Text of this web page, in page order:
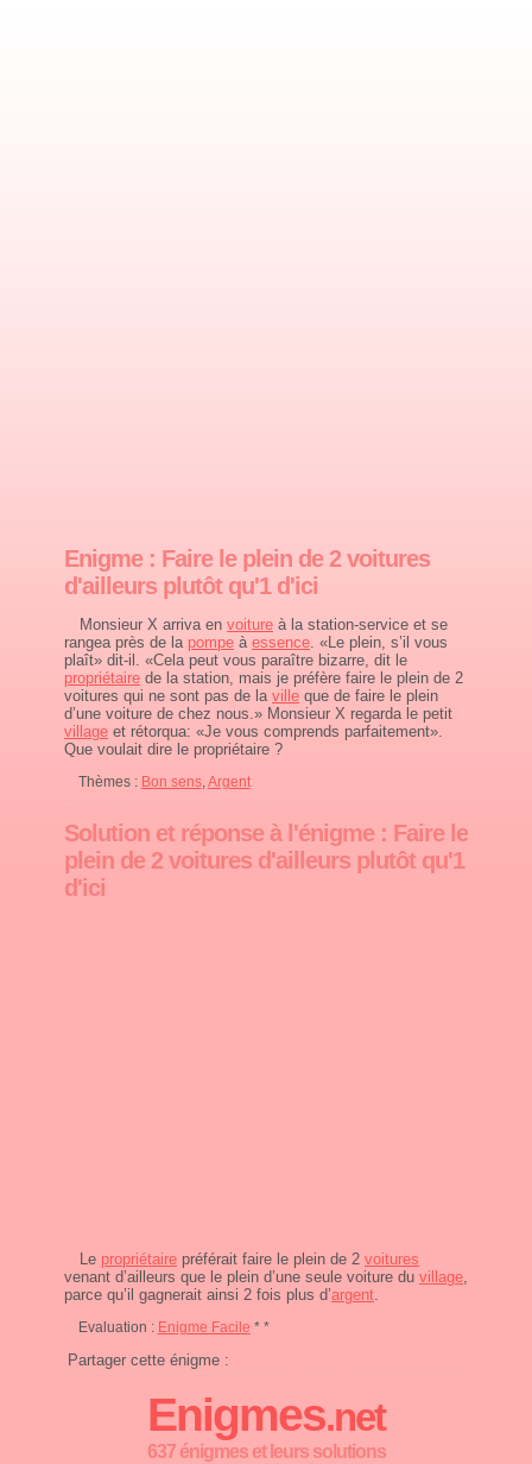
Enigme : Faire le plein de 2 voitures
d'ailleurs plutôt qu'1 d'ici
Monsieur X arriva en voiture à la station-service et se
rangea près de la pompe à essence. «Le plein, s’il vous
plaît» dit-il. «Cela peut vous paraître bizarre, dit le
propriétaire de la station, mais je préfère faire le plein de 2
voitures qui ne sont pas de la ville que de faire le plein
d’une voiture de chez nous.» Monsieur X regarda le petit
village et rétorqua: «Je vous comprends parfaitement».
Que voulait dire le propriétaire ?
Thèmes : Bon sens, Argent
Solution et réponse à l'énigme : Faire le
plein de 2 voitures d'ailleurs plutôt qu'1
d'ici
Le propriétaire préférait faire le plein de 2 voitures
venant d’ailleurs que le plein d’une seule voiture du village
parce qu’il gagnerait ainsi 2 fois plus d’argent
Evaluation : Enigme Facile * *
Partager cette énigme :
Enigmes.net
637 énigmes et leurs solutions